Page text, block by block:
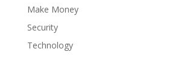
Make Money
Security
Technology